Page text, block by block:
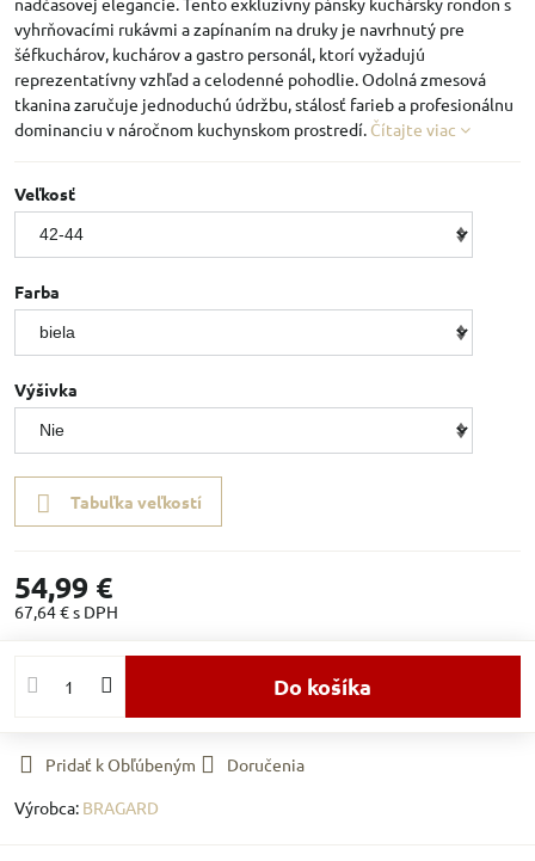
vyhrňovacími rukávmi a zapínaním na druky je navrhnutý pre
šéfkuchárov, kuchárov a gastro personál, ktorí vyžadujú
reprezentatívny vzhľad a celodenné pohodlie. Odolná zmesová
tkanina zaručuje jednoduchú údržbu, stálosť farieb a profesionálnu
dominanciu v náročnom kuchynskom prostredí. Čítajte viac
Veľkosť
Farba
Výšivka
Tabuľka veľkostí
54,99 €
67,64 €s DPH
Do košíka
Pridať k Obľúbeným
Doručenia
Výrobca: BRAGARD